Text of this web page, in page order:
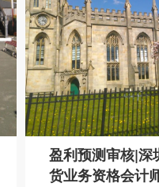
盈利预测审核|深
货业务资格会计